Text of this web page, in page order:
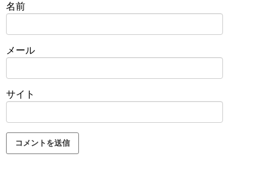
名前
メール
サイト